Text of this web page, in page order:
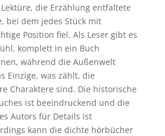
die Erzählung entfaltete
bei dem jedes Stück mit
Position fiel. Als Leser gibt es
komplett in ein Buch
während die Außenwelt
Einzige, was zählt, die
Charaktere sind. Die historische
ist beeindruckend und die
Autors für Details ist
kann die dichte hörbücher